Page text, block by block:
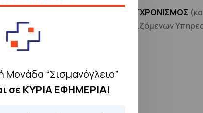
Μονάδα “Σισμανόγλειο”
σε ΚΥΡΙΑ ΕΦΗΜΕΡΙΑ!
ΔΙΑΔΙΚΑΣΙΑΣ και ο e-ΕΚΣΥΓΧΡΟΝΙΣΜΟΣ
Αξιοπιστίας επί των σχετιζόμενων